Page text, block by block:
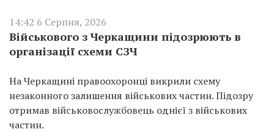
14:42 6 Серпня, 2026
Військового з Черкащини підозрюють в
організації схеми СЗЧ
На Черкащині правоохоронці викрили схему
незаконного залишення військових частин. Підозру
отримав військовослужбовець однієї з військових
частин.